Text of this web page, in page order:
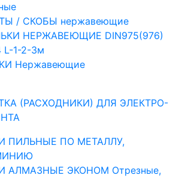
/ СКОБЫ нержавеющие
НЕРЖАВЕЮЩИЕ DIN975(976)
L-1-2-3м
Нержавеющие
(РАСХОДНИКИ) ДЛЯ ЭЛЕКТРО-
ПИЛЬНЫЕ ПО МЕТАЛЛУ,
АЛМАЗНЫЕ ЭКОНОМ Отрезные,